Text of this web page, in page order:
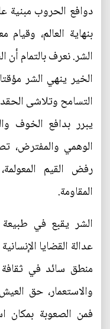
دوافع الحروب مبنية
بنهاية العالم،
الشر. نعرف بالتمام أن
الخير ينهي الشر
التسامح وتلاشى
يبرر بدافع الخوف
الوهمي والمفترض،
رفض القيم
المقاومة.
الشر يقبع في طبيعة
عدالة القضايا
منطق سائد في ثقافة
والاستعمار، حق
فمن الصعوبة بمكان